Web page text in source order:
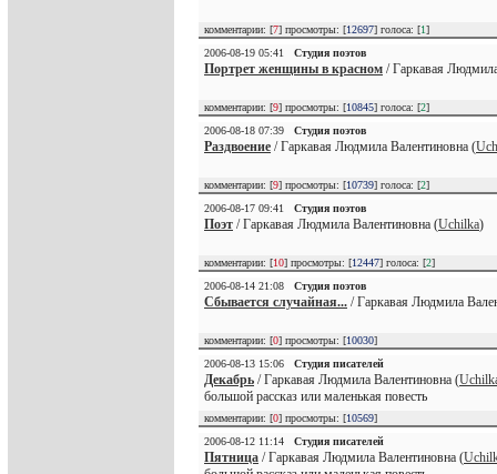
комментарии: [7] просмотры: [12697] голоса: [1]
2006-08-19 05:41
Студия поэтов
Портрет женщины в красном / Гаркавая
комментарии: [9] просмотры: [10845] голоса: [2]
2006-08-18 07:39
Студия поэтов
Раздвоение / Гаркавая Людмила Валентиновна (
комментарии: [9] просмотры: [10739] голоса: [2]
2006-08-17 09:41
Студия поэтов
Поэт / Гаркавая Людмила Валентиновна (Uchilka)
комментарии: [10] просмотры: [12447] голоса: [2]
2006-08-14 21:08
Студия поэтов
Сбывается случайная... / Гаркавая Людмила
комментарии: [0] просмотры: [10030]
2006-08-13 15:06
Студия писателей
Декабрь / Гаркавая Людмила Валентиновна (
большой рассказ или маленькая повесть
комментарии: [0] просмотры: [10569]
2006-08-12 11:14
Студия писателей
Пятница / Гаркавая Людмила Валентиновна (